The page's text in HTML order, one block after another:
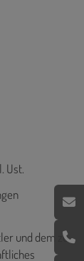
Ust.
und dem zu